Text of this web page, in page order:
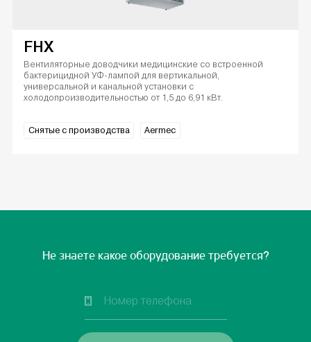
FHX
Вентиляторные доводчики медицинские со встроенной
бактерицидной УФ-лампой для вертикальной,
универсальной и канальной установки с
холодопроизводительностью от 1,5 до 6,91 кВт.
Снятые с производства Aermec
Не знаете какое оборудование требуется?